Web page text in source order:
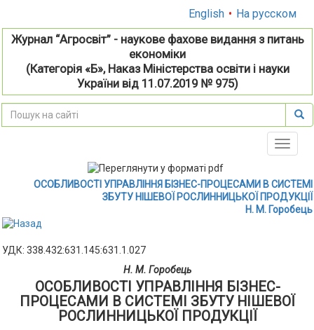
English • На русском
Журнал “Агросвіт” - наукове фахове видання з питань
економіки
(Категорія «Б», Наказ Міністерства освіти і науки
України від 11.07.2019 № 975)
Toggle
ОСОБЛИВОСТІ УПРАВЛІННЯ БІЗНЕС-ПРОЦЕСАМИ В СИСТЕМІ
ЗБУТУ НІШЕВОЇ РОСЛИННИЦЬКОЇ ПРОДУКЦІЇ
Н. М. Горобець
УДК: 338.432:631.145:631.1.027
Н. М. Горобець
ОСОБЛИВОСТІ УПРАВЛІННЯ БІЗНЕС-
ПРОЦЕСАМИ В СИСТЕМІ ЗБУТУ НІШЕВОЇ
РОСЛИННИЦЬКОЇ ПРОДУКЦІЇ